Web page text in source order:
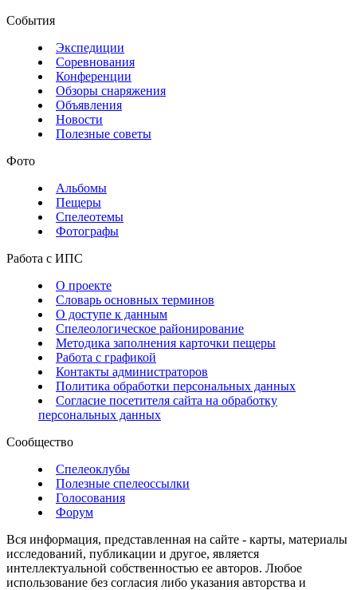
События
Экспедиции
Соревнования
Конференции
Обзоры снаряжения
Объявления
Новости
Полезные советы
Фото
Альбомы
Пещеры
Спелеотемы
Фотографы
Работа с ИПС
О проекте
Словарь основных терминов
О доступе к данным
Спелеологическое районирование
Методика заполнения карточки пещеры
Работа с графикой
Контакты администраторов
Политика обработки персональных данных
Согласие посетителя сайта на обработку
персональных данных
Сообщество
Спелеоклубы
Полезные спелеоссылки
Голосования
Форум
Вся информация, представленная на сайте - карты, материалы
исследований, публикации и другое, является
интеллектуальной собственностью ее авторов. Любое
использование без согласия либо указания авторства и